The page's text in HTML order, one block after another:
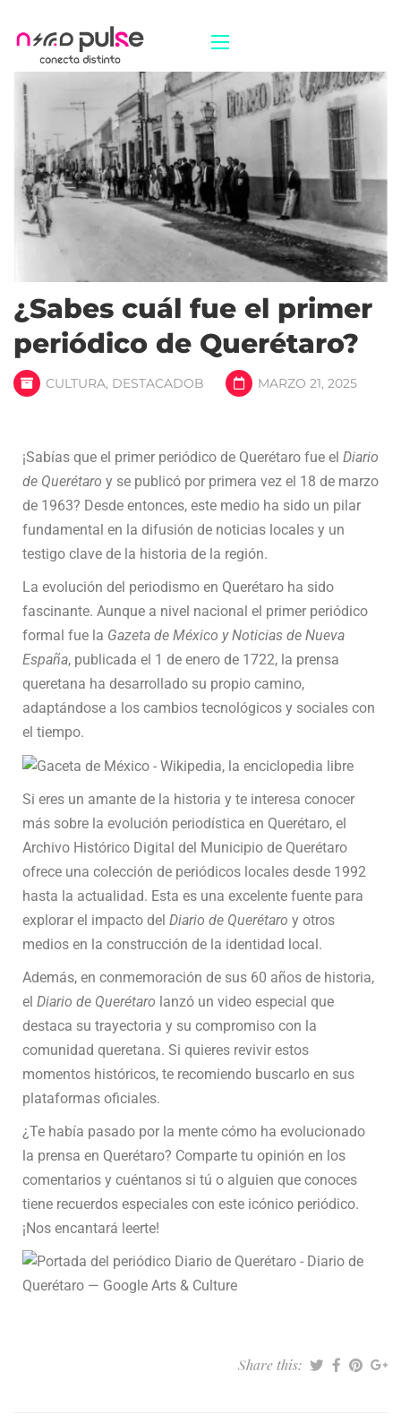
¿Sabes cuál fue el primer
periódico de Querétaro?
CULTURA, DESTACADOB MARZO 21, 2025
¡Sabías que el primer periódico de Querétaro fue el Diario
de Querétaro y se publicó por primera vez el 18 de marzo
de 1963? Desde entonces, este medio ha sido un pilar
fundamental en la difusión de noticias locales y un
testigo clave de la historia de la región.
La evolución del periodismo en Querétaro ha sido
fascinante. Aunque a nivel nacional el primer periódico
formal fue la Gazeta de México y Noticias de Nueva
España, publicada el 1 de enero de 1722, la prensa
queretana ha desarrollado su propio camino,
adaptándose a los cambios tecnológicos y sociales con
el tiempo.
Si eres un amante de la historia y te interesa conocer
más sobre la evolución periodística en Querétaro, el
Archivo Histórico Digital del Municipio de Querétaro
ofrece una colección de periódicos locales desde 1992
hasta la actualidad. Esta es una excelente fuente para
explorar el impacto del Diario de Querétaro y otros
medios en la construcción de la identidad local.
Además, en conmemoración de sus 60 años de historia,
el Diario de Querétaro lanzó un video especial que
destaca su trayectoria y su compromiso con la
comunidad queretana. Si quieres revivir estos
momentos históricos, te recomiendo buscarlo en sus
plataformas oficiales.
¿Te había pasado por la mente cómo ha evolucionado
la prensa en Querétaro? Comparte tu opinión en los
comentarios y cuéntanos si tú o alguien que conoces
tiene recuerdos especiales con este icónico periódico.
¡Nos encantará leerte!
Share this: